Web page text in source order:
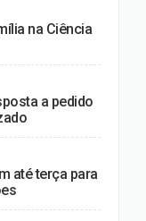
na Ciência
a pedido
até terça para